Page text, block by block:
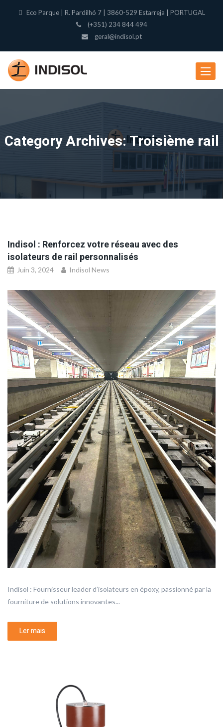
Eco Parque | R. Pardilhó 7 | 3860-529 Estarreja | PORTUGAL
(+351) 234 844 494
geral@indisol.pt
Toggle
Category Archives: Troisième rail
Indisol : Renforcez votre réseau avec des
isolateurs de rail personnalisés
Juin 3, 2024 Indisol News
Indisol : Fournisseur leader d’isolateurs en époxy, passionné par la
fourniture de solutions innovantes...
Ler mais